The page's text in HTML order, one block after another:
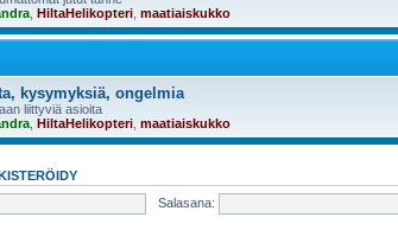
HiltaHelikopteri maatiaiskukko
kysymyksiä, ongelmia
liittyviä asioita
HiltaHelikopteri maatiaiskukko
Salasana: